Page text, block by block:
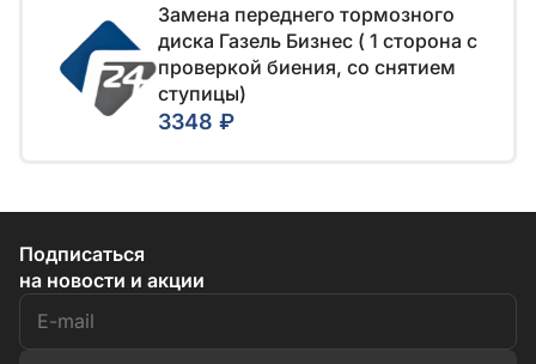
Замена переднего тормозного
диска Газель Бизнес ( 1 сторона c
проверкой биения, со снятием
ступицы)
3348 ₽
Подписаться
на новости и акции